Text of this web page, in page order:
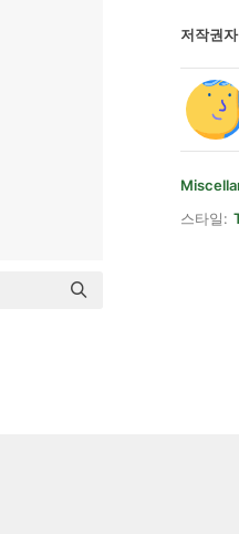
저작권
스타일: